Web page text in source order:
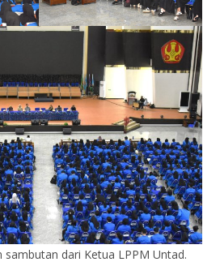
sambutan dari Ketua LPPM Untad.